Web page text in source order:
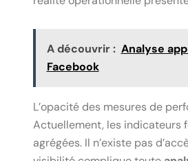
A découvrir : Analyse
Facebook
L’opacité des mesures de
Actuellement, les indicateurs
agrégées. Il n’existe pas